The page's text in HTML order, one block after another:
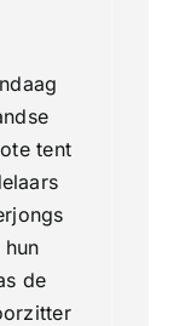
tent
de